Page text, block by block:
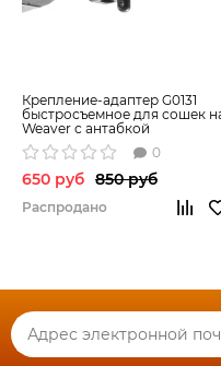
Крепление-адаптер G0131
быстросъемное для сошек
Weaver с антабкой
0
650 руб 850 руб
Распродано